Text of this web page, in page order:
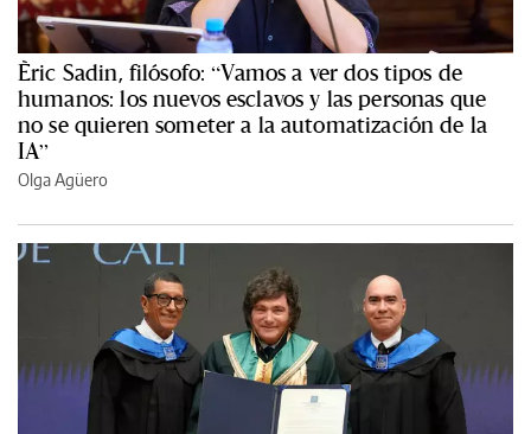
Èric Sadin, filósofo: “Vamos a ver dos tipos de
humanos: los nuevos esclavos y las personas que
no se quieren someter a la automatización de la
IA”
Olga Agüero